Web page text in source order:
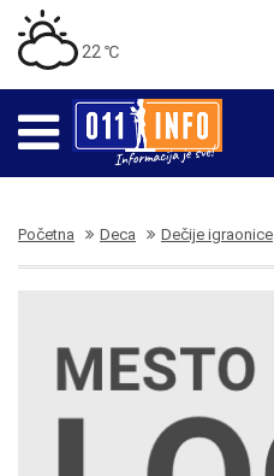
22 ℃
Početna Deca Dečije igraonice